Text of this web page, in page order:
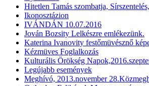
Hitetlen Tamás szombatja,
Ikonosztázion
IVÁNDÁN 10.07.2016
Jován Bozsity Lelkészre emlékezünk.
Katerina Ivanovity festőmüvésznő
Kézmüves Foglalkozás
Kulturális Örökség
Legújabb események
Meghívó, 2013.november